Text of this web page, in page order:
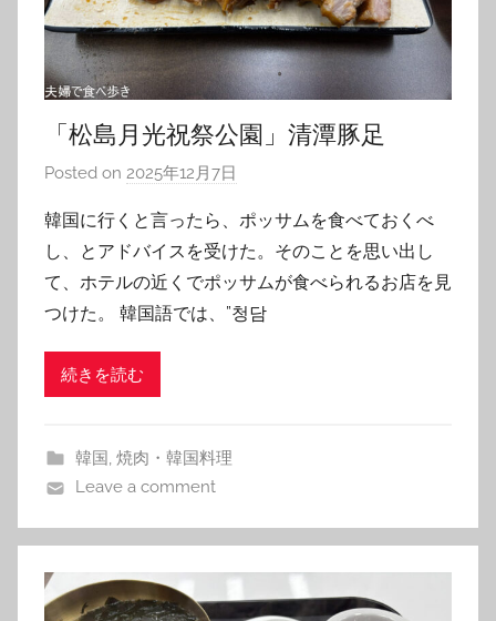
「松島月光祝祭公園」清潭豚足
Posted on 2025年12月7日
T
o
m
韓国に行くと言ったら、ポッサムを食べておくべ
し、とアドバイスを受けた。そのことを思い出し
て、ホテルの近くでポッサムが食べられるお店を見
つけた。 韓国語では、”청담
続きを読む
韓国 , 焼肉・韓国料理
Leave a comment